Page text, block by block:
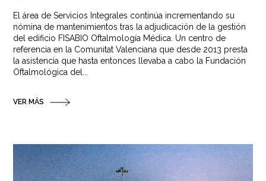
El área de Servicios Integrales continúa incrementando su
nómina de mantenimientos tras la adjudicación de la gestión
del edificio FISABIO Oftalmología Médica. Un centro de
referencia en la Comunitat Valenciana que desde 2013 presta
la asistencia que hasta entonces llevaba a cabo la Fundación
Oftalmológica del...
VER MÁS